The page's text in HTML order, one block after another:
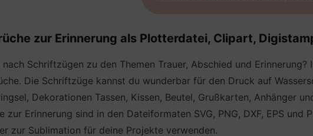
zur Erinnerung als Plotterdatei, Clipart,
Schriftzügen zu den Themen Trauer, Abschied und
Die Schriftzüge kannst du wunderbar für den Druck auf
Dekorationen Tassen, Kissen, Beutel, Grußkarten, Anhänger
zur Erinnerung sind in den Dateiformaten SVG, PNG, DXF, EPS
zur Sublimation für deine Projekte verwenden.